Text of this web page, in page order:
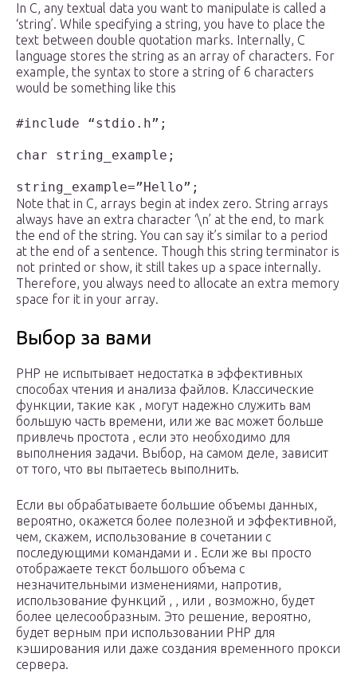
In C, any textual data you want to manipulate is called a
‘string’. While specifying a string, you have to place the
text between double quotation marks. Internally, C
language stores the string as an array of characters. For
example, the syntax to store a string of 6 characters
would be something like this
#include “stdio.h”;
char string_example;
string_example=”Hello”;
Note that in C, arrays begin at index zero. String arrays
always have an extra character ‘\n’ at the end, to mark
the end of the string. You can say it’s similar to a period
at the end of a sentence. Though this string terminator is
not printed or show, it still takes up a space internally.
Therefore, you always need to allocate an extra memory
space for it in your array.
Выбор за вами
PHP не испытывает недостатка в эффективных
способах чтения и анализа файлов. Классические
функции, такие как , могут надежно служить вам
большую часть времени, или же вас может больше
привлечь простота , если это необходимо для
выполнения задачи. Выбор, на самом деле, зависит
от того, что вы пытаетесь выполнить.
Если вы обрабатываете большие объемы данных,
вероятно, окажется более полезной и эффективной,
чем, скажем, использование в сочетании с
последующими командами и . Если же вы просто
отображаете текст большого объема с
незначительными изменениями, напротив,
использование функций , , или , возможно, будет
более целесообразным. Это решение, вероятно,
будет верным при использовании PHP для
кэширования или даже создания временного прокси
сервера.